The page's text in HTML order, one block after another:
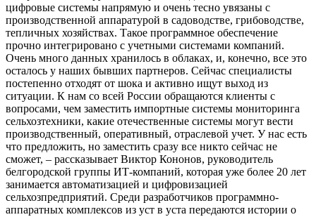
цифровые системы напрямую и очень тесно увязаны с
производственной аппаратурой в садоводстве, грибоводстве,
тепличных хозяйствах. Такое программное обеспечение
прочно интегрировано с учетными системами компаний.
Очень много данных хранилось в облаках, и, конечно, все это
осталось у наших бывших партнеров. Сейчас специалисты
постепенно отходят от шока и активно ищут выход из
ситуации. К нам со всей России обращаются клиенты с
вопросами, чем заместить импортные системы мониторинга
сельхозтехники, какие отечественные системы могут вести
производственный, оперативный, отраслевой учет. У нас есть
что предложить, но заместить сразу все никто сейчас не
сможет, – рассказывает Виктор Кононов, руководитель
белгородской группы ИТ-компаний, которая уже более 20 лет
занимается автоматизацией и цифровизацией
сельхозпредприятий. Среди разработчиков программно-
аппаратных комплексов из уст в уста передаются истории о